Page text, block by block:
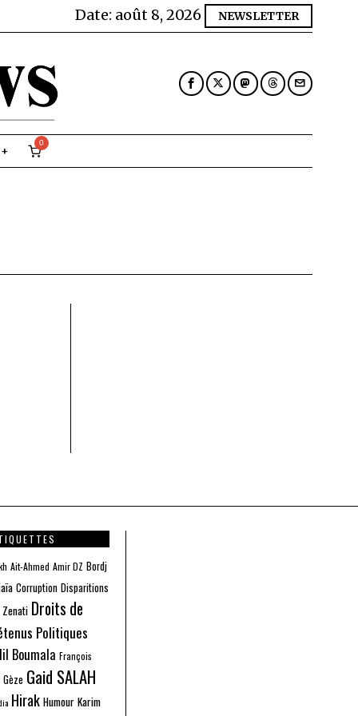
Date: août 8, 2026 NEWSLETTER
0
Ait-Ahmed Amir DZ Bordj
Corruption Disparitions
Zenati Droits de
Politiques
Boumala François
Gaid SALAH
Hirak Humour Karim